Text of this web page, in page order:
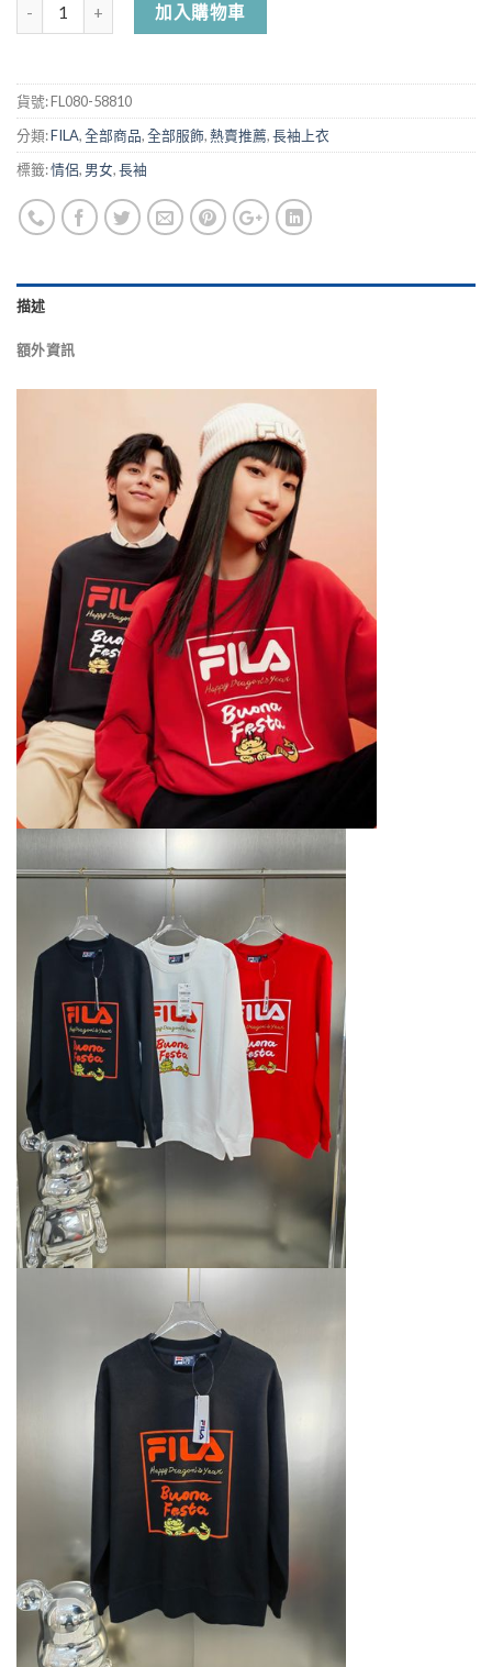
加入購物車
貨號:FL080-58810
分類:FILA,全部商品,全部服飾,熱賣推薦,長袖上衣
標籤:情侶, 男女,長袖
描述
額外資訊